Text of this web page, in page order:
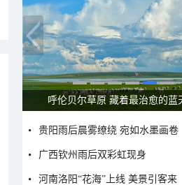
呼伦贝尔草原 藏着最治愈的蓝
贵阳雨后晨雾缭绕 宛如水墨画卷
广西钦州雨后双彩虹现身
河南洛阳“花海”上线 美景引客来